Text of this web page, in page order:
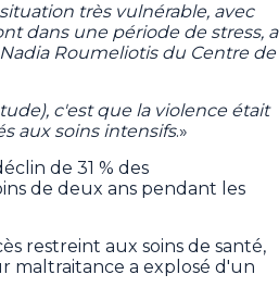
très vulnérable, avec
dans une période de stress, a
Roumeliotis du Centre de
c'est que la violence était
aux soins intensifs.»
de 31 % des
de deux ans pendant les
restreint aux soins de santé,
maltraitance a explosé d'un